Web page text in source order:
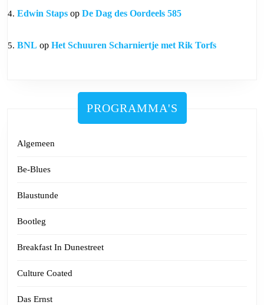
Edwin Staps op De Dag des Oordeels 585
BNL op Het Schuuren Scharniertje met Rik Torfs
PROGRAMMA'S
Algemeen
Be-Blues
Blaustunde
Bootleg
Breakfast In Dunestreet
Culture Coated
Das Ernst